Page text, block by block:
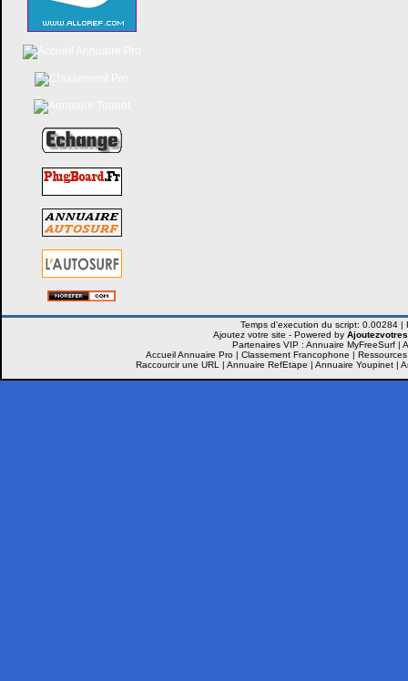
Ajoutez votre site - Powered by
Partenaires VIP : Annuaire MyFreeSurf|
Accueil Annuaire Pro| Classement Francophone |
Raccourcir une URL
| Annuaire RefEtape | Annuaire Youpinet |